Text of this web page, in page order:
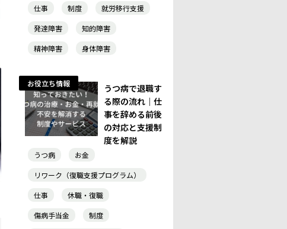
仕事 制度
就労移行支援
発達障害
知的障害
精神障害
身体障害
お役立ち情報
うつ病で退職す
る際の流れ｜仕
事を辞める前後
の対応と支援制
度を解説
うつ病
お金
リワーク（復職支援プログラム）
仕事
休職・復職
傷病手当金
制度